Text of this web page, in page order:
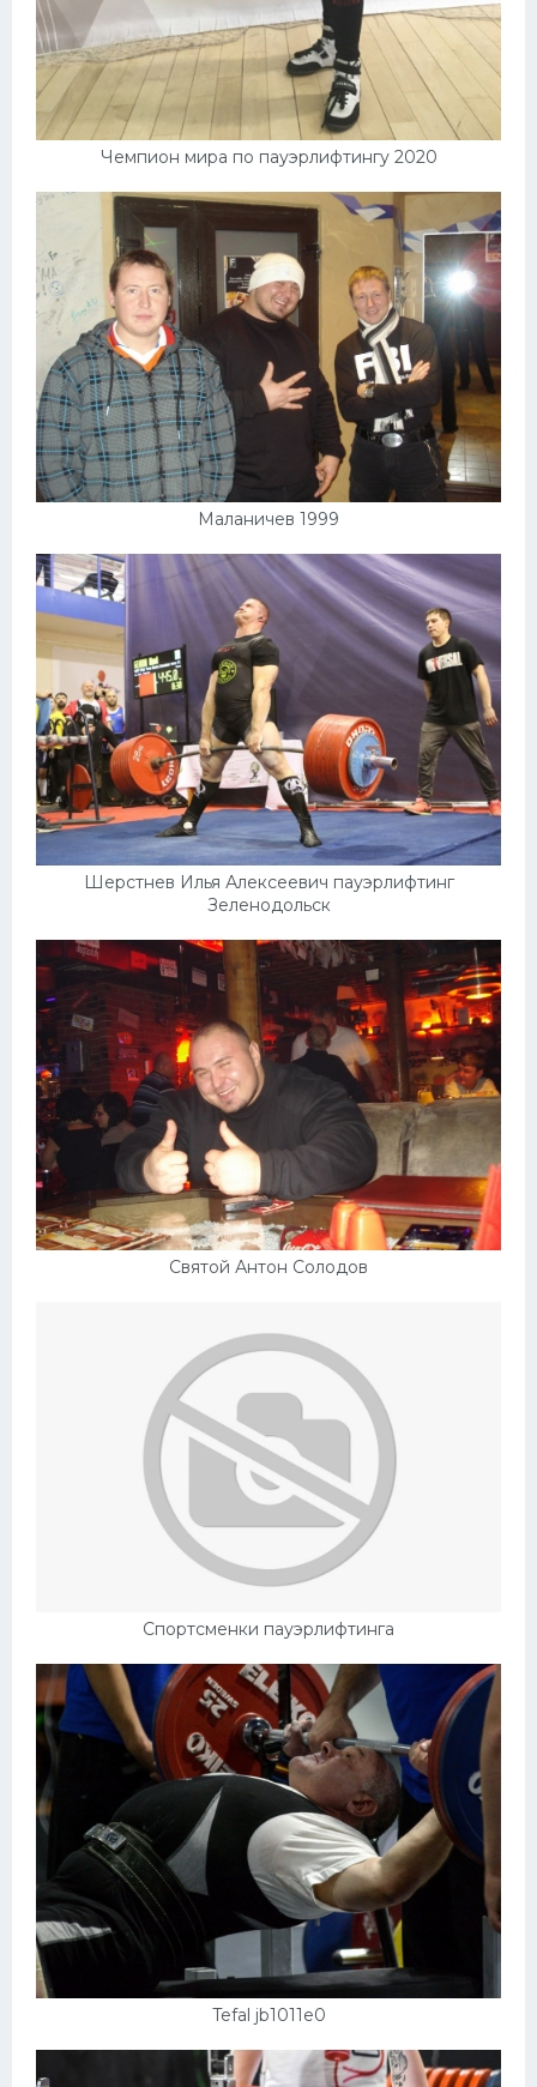
Чемпион мира по пауэрлифтингу 2020
Маланичев 1999
Шерстнев Илья Алексеевич пауэрлифтинг
Зеленодольск
Святой Антон Солодов
Спортсменки пауэрлифтинга
Tefal jb1011e0